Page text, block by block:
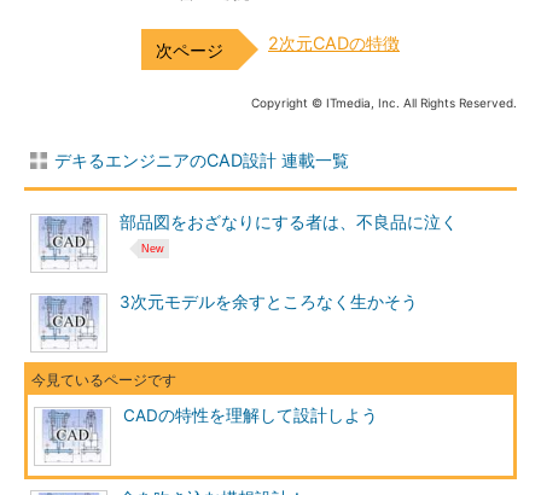
2次元CADの特徴
Copyright © ITmedia, Inc. All Rights Reserved.
デキるエンジニアのCAD設計 連載一覧
部品図をおざなりにする者は、不良品に泣く
3次元モデルを余すところなく生かそう
CADの特性を理解して設計しよう